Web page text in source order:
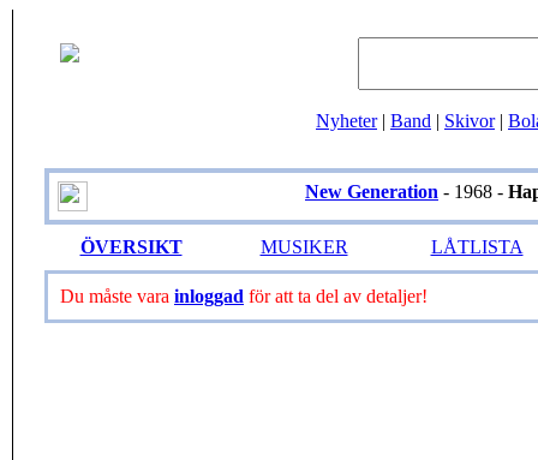
Nyheter| Band | Skivor|
New Generation - 1968 -
ÖVERSIKT MUSIKER LÅTLISTA
Du måste vara inloggad för att ta del av detaljer!